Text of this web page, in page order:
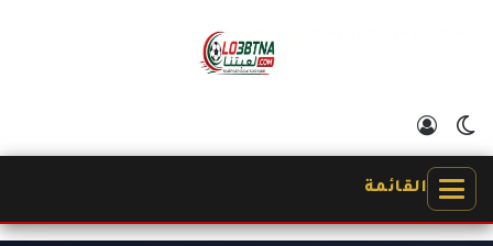
الوضع المظلم
القائمة